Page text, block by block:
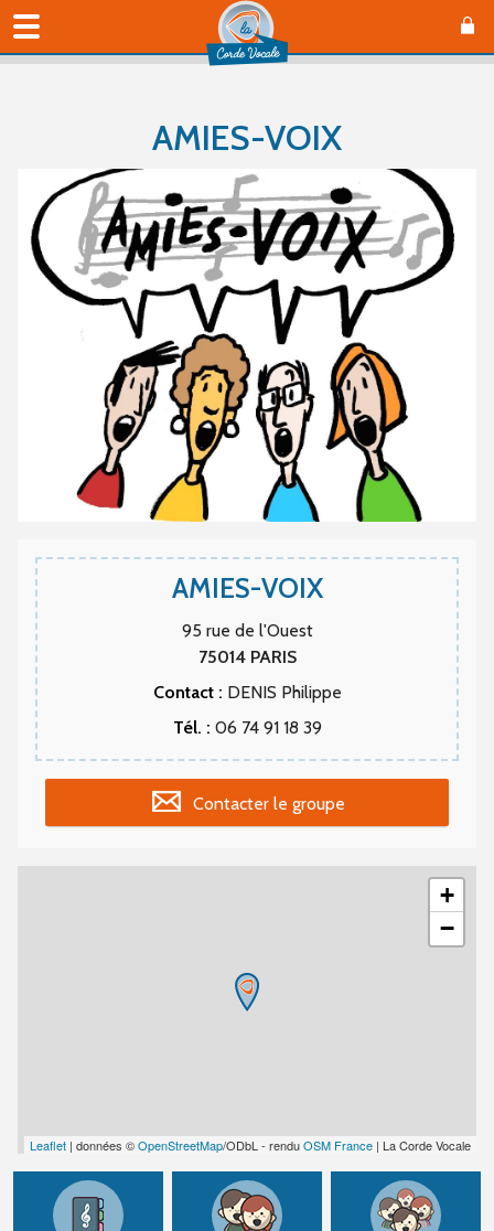
AMIES-VOIX
AMIES-VOIX
95 rue de l'Ouest
75014 PARIS
Contact : DENIS Philippe
Tél. : 06 74 91 18 39
Contacter le groupe
+
−
Leaflet | données ©OpenStreetMap/ODbL - renduOSM France | La Corde Vocale